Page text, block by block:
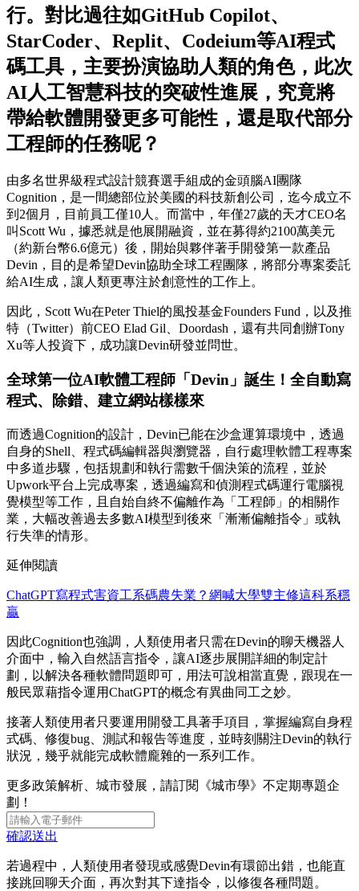
行。對比過往如GitHub Copilot、
StarCoder、Replit、Codeium等AI程式
碼工具，主要扮演協助人類的角色，此次
AI人工智慧科技的突破性進展，究竟將
帶給軟體開發更多可能性，還是取代部分
工程師的任務呢？
由多名世界級程式設計競賽選手組成的金頭腦AI團隊
Cognition，是一間總部位於美國的科技新創公司，迄今成立不
到2個月，目前員工僅10人。而當中，年僅27歲的天才CEO名
叫Scott Wu，據悉就是他展開融資，並在募得約2100萬美元
（約新台幣6.6億元）後，開始與夥伴著手開發第一款產品
Devin，目的是希望Devin協助全球工程團隊，將部分專案委託
給AI生成，讓人類更專注於創意性的工作上。
因此，Scott Wu在Peter Thiel的風投基金Founders Fund，以及推
特（Twitter）前CEO Elad Gil、Doordash，還有共同創辦Tony
Xu等人投資下，成功讓Devin研發並問世。
全球第一位AI軟體工程師「Devin」誕生！全自動寫
程式、除錯、建立網站樣樣來
而透過Cognition的設計，Devin已能在沙盒運算環境中，透過
自身的Shell、程式碼編輯器與瀏覽器，自行處理軟體工程專案
中多道步驟，包括規劃和執行需數千個決策的流程，並於
Upwork平台上完成專案，透過編寫和偵測程式碼運行電腦視
覺模型等工作，且自始自終不偏離作為「工程師」的相關作
業，大幅改善過去多數AI模型到後來「漸漸偏離指令」或執
行失準的情形。
延伸閱讀
ChatGPT寫程式害資工系碼農失業？網喊大學雙主修這科系穩
贏
因此Cognition也強調，人類使用者只需在Devin的聊天機器人
介面中，輸入自然語言指令，讓AI逐步展開詳細的制定計
劃，以解決各種軟體問題即可，用法可說相當直覺，跟現在一
般民眾藉指令運用ChatGPT的概念有異曲同工之妙。
接著人類使用者只要運用開發工具著手項目，掌握編寫自身程
式碼、修復bug、測試和報告等進度，並時刻關注Devin的執行
狀況，幾乎就能完成軟體龐雜的一系列工作。
更多政策解析、城市發展，請訂閱《城市學》不定期專題企
劃！
確認送出
若過程中，人類使用者發現或感覺Devin有環節出錯，也能直
接跳回聊天介面，再次對其下達指令，以修復各種問題。